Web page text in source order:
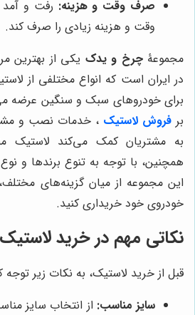
صرف وقت و هزینه: رفت و
وقت و هزینه زیادی را صرف کند.
مجموعۀچرخ و یدک یکی از بهترین
در ایران است که انواع مختلفی از
برای خودروهای سبک و سنگین عرضه
بر فروش لاستیک ، خدمات نصب و
به مشتریان کمک می‌کند لاستیک
همچنین، با توجه به تنوع برندها و
این مجموعه از میان گزینه‌های
خودروی خود خریداری کنید.
نکاتی مهم در خرید لاستیک
قبل از خرید لاستیک، به نکات زیر توجه
سایز مناسب: از انتخاب سایز